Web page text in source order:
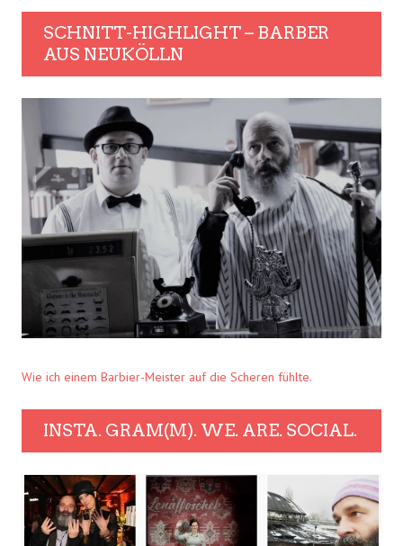
SCHNITT-HIGHLIGHT – BARBER
AUS NEUKÖLLN
Wie ich einem Barbier-Meister auf die Scheren fühlte.
INSTA. GRAM(M). WE. ARE. SOCIAL.